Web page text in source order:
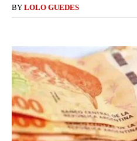
BY LOLO GUEDES